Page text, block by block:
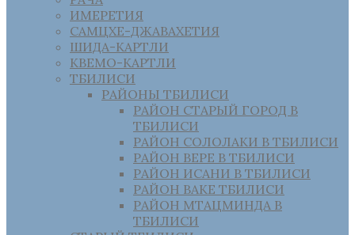
ИМЕРЕТИЯ
САМЦХЕ-ДЖАВАХЕТИЯ
ШИДА-КАРТЛИ
КВЕМО-КАРТЛИ
ТБИЛИСИ
РАЙОНЫ ТБИЛИСИ
РАЙОН СТАРЫЙ ГОРОД В
ТБИЛИСИ
РАЙОН СОЛОЛАКИ В ТБИЛИСИ
РАЙОН ВЕРЕ В ТБИЛИСИ
РАЙОН ИСАНИ В ТБИЛИСИ
РАЙОН ВАКЕ ТБИЛИСИ
РАЙОН МТАЦМИНДА В
ТБИЛИСИ